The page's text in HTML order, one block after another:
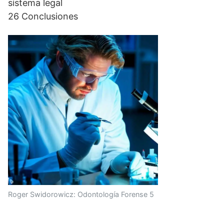
sistema legal
26 Conclusiones
Roger Swidorowicz: Odontología Forense 5